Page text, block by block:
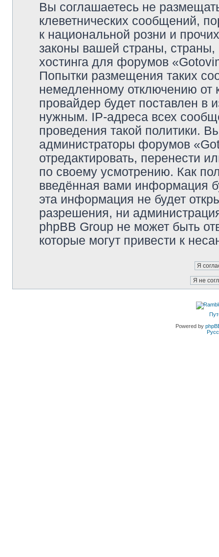
Вы соглашаетесь не
клеветнических сообщений,
к национальной розни и
законы вашей страны, страны,
хостинга для форумов
Попытки размещения таких
немедленному отключению
провайдер будет поставлен в
нужным. IP-адреса всех
проведения такой политики.
администраторы форумов
отредактировать, перенести
по своему усмотрению. Как
введённая вами информация
эта информация не будет
разрешения, ни
phpBB Group не может быть
которые могут привести к
Powered by